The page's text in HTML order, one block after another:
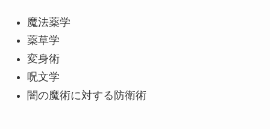
魔法薬学
薬草学
変身術
呪文学
闇の魔術に対する防衛術